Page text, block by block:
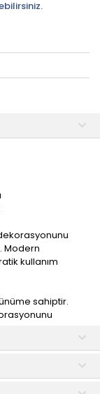
Modern
kullanım
sahiptir.